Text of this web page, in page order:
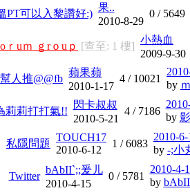
PT可以入黎讚好:)
果..
2010-8-29
0 / 5649
ｒuｍ ｇrｏuｐ [查至: 1 樓]
小熱血
2009-9-30
幫人推@@fb
蘋果蘋
2010-1-17
4 / 10021
by
莉莉打打氣!!
閃卡叔叔
2010-5-21
4 / 7186
by
私隱問題
TOUCH17
2010-6-12
1 /6083
2010-
by -;小
Twitter
bAbII`;;爰儿
2010-4-15
0 / 5781
2010-4-
by